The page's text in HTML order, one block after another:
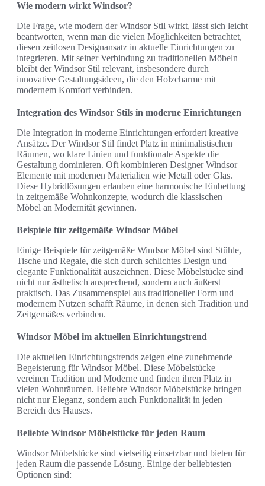
Wie modern wirkt Windsor?
Die Frage, wie modern der Windsor Stil wirkt, lässt sich leicht
beantworten, wenn man die vielen Möglichkeiten betrachtet,
diesen zeitlosen Designansatz in aktuelle Einrichtungen zu
integrieren. Mit seiner Verbindung zu traditionellen Möbeln
bleibt der Windsor Stil relevant, insbesondere durch
innovative Gestaltungsideen, die den Holzcharme mit
modernem Komfort verbinden.
Integration des Windsor Stils in moderne Einrichtungen
Die Integration in moderne Einrichtungen erfordert kreative
Ansätze. Der Windsor Stil findet Platz in minimalistischen
Räumen, wo klare Linien und funktionale Aspekte die
Gestaltung dominieren. Oft kombinieren Designer Windsor
Elemente mit modernen Materialien wie Metall oder Glas.
Diese Hybridlösungen erlauben eine harmonische Einbettung
in zeitgemäße Wohnkonzepte, wodurch die klassischen
Möbel an Modernität gewinnen.
Beispiele für zeitgemäße Windsor Möbel
Einige Beispiele für zeitgemäße Windsor Möbel sind Stühle,
Tische und Regale, die sich durch schlichtes Design und
elegante Funktionalität auszeichnen. Diese Möbelstücke sind
nicht nur ästhetisch ansprechend, sondern auch äußerst
praktisch. Das Zusammenspiel aus traditioneller Form und
modernem Nutzen schafft Räume, in denen sich Tradition und
Zeitgemäßes verbinden.
Windsor Möbel im aktuellen Einrichtungstrend
Die aktuellen Einrichtungstrends zeigen eine zunehmende
Begeisterung für Windsor Möbel. Diese Möbelstücke
vereinen Tradition und Moderne und finden ihren Platz in
vielen Wohnräumen. Beliebte Windsor Möbelstücke bringen
nicht nur Eleganz, sondern auch Funktionalität in jeden
Bereich des Hauses.
Beliebte Windsor Möbelstücke für jeden Raum
Windsor Möbelstücke sind vielseitig einsetzbar und bieten für
jeden Raum die passende Lösung. Einige der beliebtesten
Optionen sind: